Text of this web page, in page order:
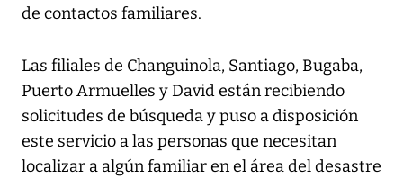
de contactos familiares.
Las filiales de Changuinola, Santiago, Bugaba,
Puerto Armuelles y David están recibiendo
solicitudes de búsqueda y puso a disposición
este servicio a las personas que necesitan
localizar a algún familiar en el área del desastre